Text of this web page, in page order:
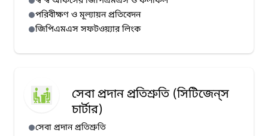
পরিবীক্ষণ ও মূল্যায়ন প্রতিবেদন
জিপিএমএস সফটওয়্যার লিংক
সেবা প্রদান প্রতিশ্রুতি (সিটিজেন্‌স
চার্টার)
সেবা প্রদান প্রতিশ্রুতি